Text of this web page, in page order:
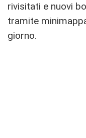
rivisitati e nuovi
tramite
giorno.